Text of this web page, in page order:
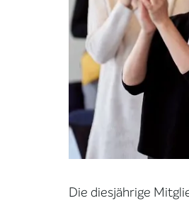
Die diesjährige